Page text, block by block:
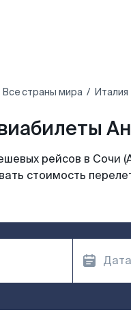
Все страны мира Италия
рейсов в Сочи
стоимость